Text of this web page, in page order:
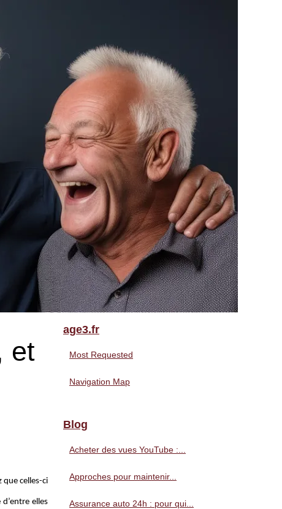
et
que celles-ci
elles
age3.fr
Most Requested
Navigation Map
Blog
Acheter des vues YouTube :...
Approches pour maintenir...
Assurance auto 24h : pour qui...